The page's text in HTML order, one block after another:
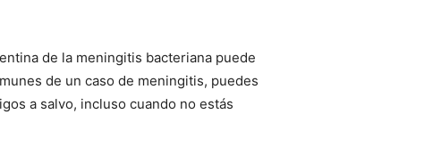
de la meningitis bacteriana puede
de un caso de meningitis, puedes
a salvo, incluso cuando no estás